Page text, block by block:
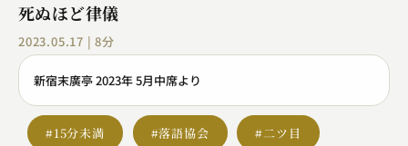
死ぬほど律儀
2023.05.17 | 8分
新宿末廣亭 2023年 5月中席より
#15分未満 #落語協会 #二ツ目